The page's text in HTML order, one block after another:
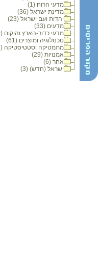
מדעי הרוח (1)
מדינת ישראל (36)
יהדות ועם ישראל (23)
מדעים (33)
מדעי כדור-הארץ והיקום (30)
טכנולוגיה ומוצרים (61)
מתמטיקה וסטטיסטיקה (48)
אמנויות (29)
אחר (6)
ישראל (חדש) (3)